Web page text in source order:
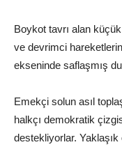
Boykot tavrı alan
ve devrimci
ekseninde saflaşmış
Emekçi solun asıl
halkçı demokratik
destekliyorlar.